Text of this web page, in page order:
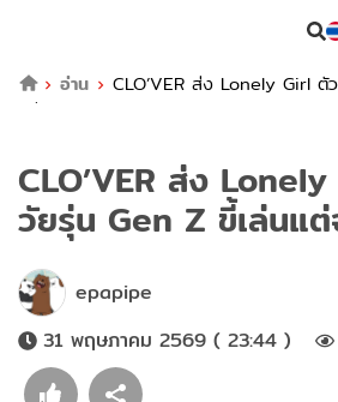
อ่าน
CLO’VER ส่ง Lonely Girl
แต่จริงใจ
CLO’VER ส่ง
วัยรุ่น Gen Z ขี้เล่นแต่
epapipe
31 พฤษภาคม 2569 ( 23:44 )